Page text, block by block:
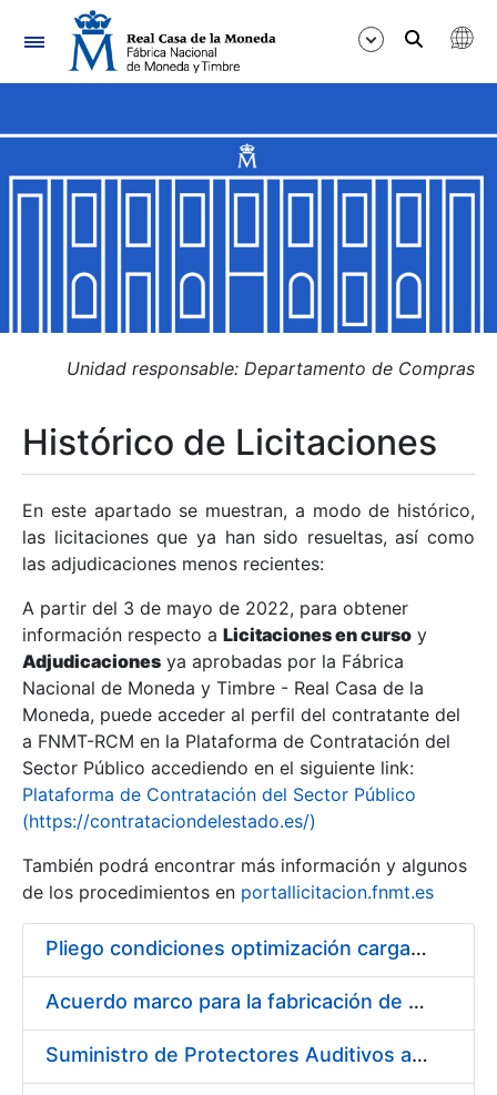
Navegación
Mostrar/Ocultar
Mostrar/Ocultar
Mostrar/Ocultar
Mostrar/Ocultar
Mostrar/Ocultar
Mostrar/Ocultar
Unidad responsable: Departamento de Compras
Histórico de Licitaciones
En este apartado se muestran, a modo de histórico,
las licitaciones que ya han sido resueltas, así como
las adjudicaciones menos recientes:
A partir del 3 de mayo de 2022, para obtener
información respecto a Licitaciones en curso y
Adjudicaciones ya aprobadas por la Fábrica
Nacional de Moneda y Timbre - Real Casa de la
Moneda, puede acceder al perfil del contratante del
a FNMT-RCM en la Plataforma de Contratación del
Sector Público accediendo en el siguiente link:
Plataforma de Contratación del Sector Público
(https://contrataciondelestado.es/)
También podrá encontrar más información y algunos
de los procedimientos en portallicitacion.fnmt.es
Pliego condiciones optimización cargas compras firmado
Acuerdo marco para la fabricación de piezas
Suministro de Protectores Auditivos a medida para las personas trabajadoras de los Centros de Trabajo de Madrid y Burgos